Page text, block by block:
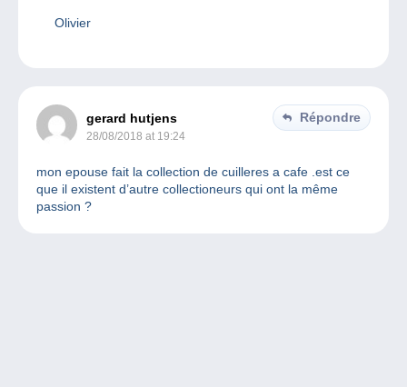
Olivier
gerard hutjens
28/08/2018 at 19:24
Répondre
mon epouse fait la collection de cuilleres a cafe .est ce
que il existent d’autre collectioneurs qui ont la même
passion ?